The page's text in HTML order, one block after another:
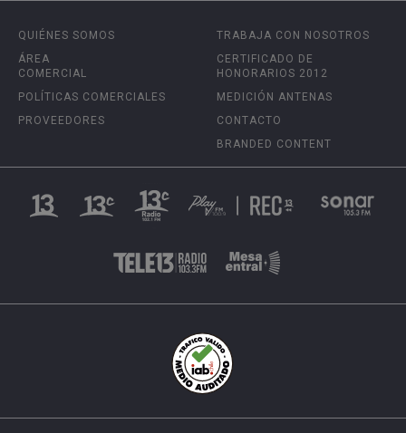
QUIÉNES SOMOS
ÁREA
COMERCIAL
POLÍTICAS COMERCIALES
PROVEEDORES
TRABAJA CON NOSOTROS
CERTIFICADO DE
HONORARIOS 2012
MEDICIÓN ANTENAS
CONTACTO
BRANDED CONTENT